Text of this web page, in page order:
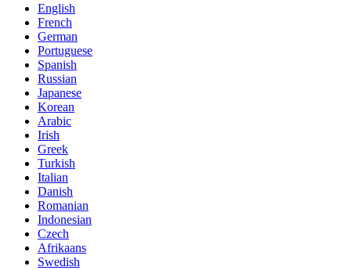
English
French
German
Portuguese
Spanish
Russian
Japanese
Korean
Arabic
Irish
Greek
Turkish
Italian
Danish
Romanian
Indonesian
Czech
Afrikaans
Swedish